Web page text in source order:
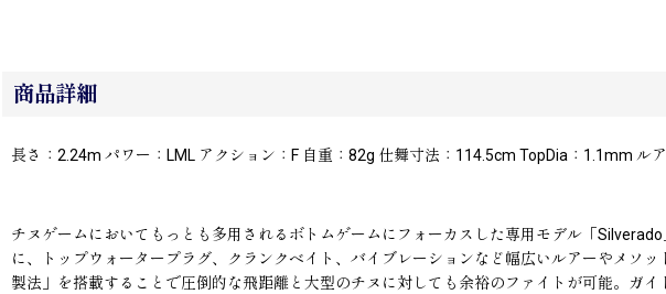
商品詳細
長さ：2.24m パワー：LML アクション：F 自重：82g 仕舞寸法：114.5cm TopDia：1.1mm ル
チヌゲームにおいてもっとも多用されるボトムゲームにフォーカスした専用モデル「
に、トップウォータープラグ、クランクベイト、バイブレーションなど幅広いルアーやメソ
製法」を搭載することで圧倒的な飛距離と大型のチヌに対しても余裕のファイトが可能。ガ